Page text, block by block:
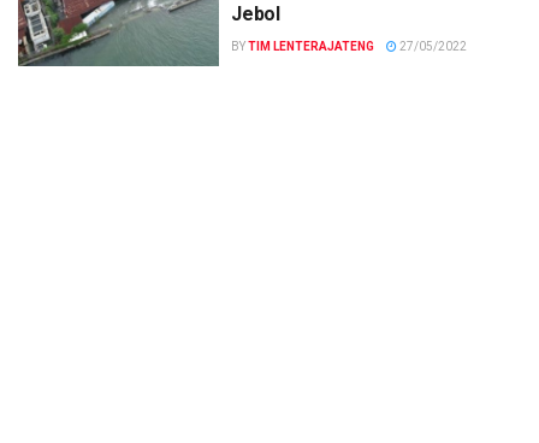
Jebol
BYTIM LENTERAJATENG 27/05/2022